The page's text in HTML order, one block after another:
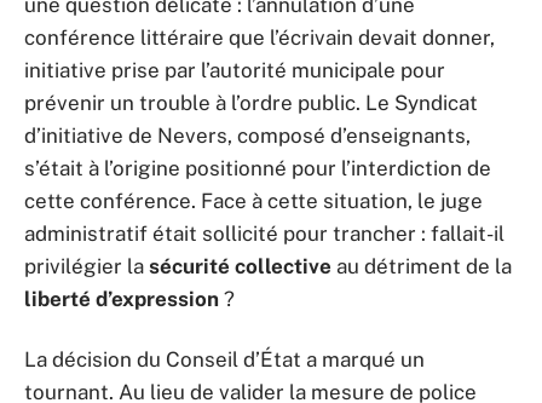
une question délicate : l’annulation d’une
conférence littéraire que l’écrivain devait donner,
initiative prise par l’autorité municipale pour
prévenir un trouble à l’ordre public. Le Syndicat
d’initiative de Nevers, composé d’enseignants,
s’était à l’origine positionné pour l’interdiction de
cette conférence. Face à cette situation, le juge
administratif était sollicité pour trancher : fallait-il
privilégier la sécurité collective au détriment de la
liberté d’expression ?
La décision du Conseil d’État a marqué un
tournant. Au lieu de valider la mesure de police